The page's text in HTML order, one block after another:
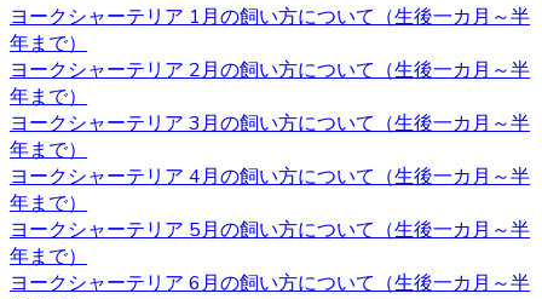
2020.11.27
ヨークシャーテリアと言う名前はイングランド北部に位置
するヨークシャー地方と言う場所が由来とされています。
ヨークシャー地方およびランカシャー地方で製粉工や織物
などの工場労働者たちに飼われ、ネズミ捕りの役割を担っ
ていました。とても活発で警戒心が強いのもテリアの特徴
です。 ヨークシャーテリアの育成・販売のことなら、ベベ
ドールへ是非お問い合わせください。
2020.11.13
ヨークシャーテリア 1月の飼い方について（生後一カ月～半
年まで）
ヨークシャーテリア 2月の飼い方について（生後一カ月～半
年まで）
ヨークシャーテリア 3月の飼い方について（生後一カ月～半
年まで）
ヨークシャーテリア 4月の飼い方について（生後一カ月～半
年まで）
ヨークシャーテリア 5月の飼い方について（生後一カ月～半
年まで）
ヨークシャーテリア 6月の飼い方について（生後一カ月～半